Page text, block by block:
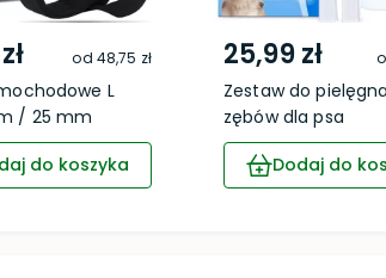
od 48,75 zł
L
/ 25 mm
do koszyka
25,99 zł
Zestaw do
zębów dla psa
Dodaj do